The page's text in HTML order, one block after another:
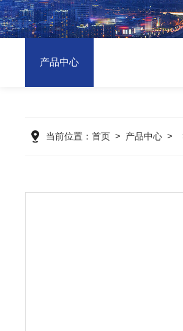
产品中心
当前位置： 首页> 产品中心>